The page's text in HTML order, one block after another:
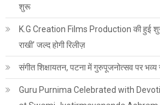
शुरू
K.G Creation Films Production की हुई
राखी’ जल्द होगी रिलीज़
संगीत शिक्षायतन, पटना में गुरुपूजनोत्सव पर
Guru Purnima Celebrated with